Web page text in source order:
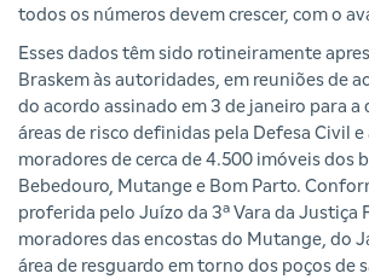
todos os números devem crescer, com o
Esses dados têm sido rotineiramente
Braskem às autoridades, em reuniões de
do acordo assinado em 3 de janeiro para a
áreas de risco definidas pela Defesa Civil e
moradores de cerca de 4.500 imóveis dos
Bebedouro, Mutange e Bom Parto.
proferida pelo Juízo da 3ª Vara da Justiça
moradores das encostas do Mutange, do
área de resguardo em torno dos poços de